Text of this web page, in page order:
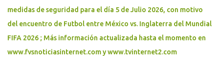
medidas de seguridad para el día 5 de Julio 2026, con motivo
del encuentro de Futbol entre México vs. Inglaterra del Mundial
FIFA 2026 ; Más información actualizada hasta el momento en
www.fvsnoticiasinternet.com y www.tvinternet2.com